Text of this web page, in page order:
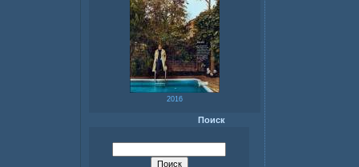
2016
Поиск